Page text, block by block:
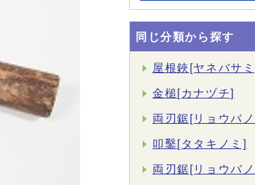
同じ分類から探す
屋根鋏[ヤネバサミ]
金槌[カナヅチ]
両刃鋸[リョウバノ
叩鑿[タタキノミ]
両刃鋸[リョウバノ